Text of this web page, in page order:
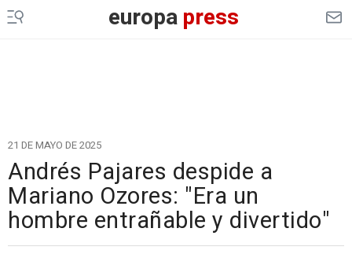
europapress
21 DE MAYO DE 2025
Andrés Pajares despide a
Mariano Ozores: "Era un
hombre entrañable y divertido"